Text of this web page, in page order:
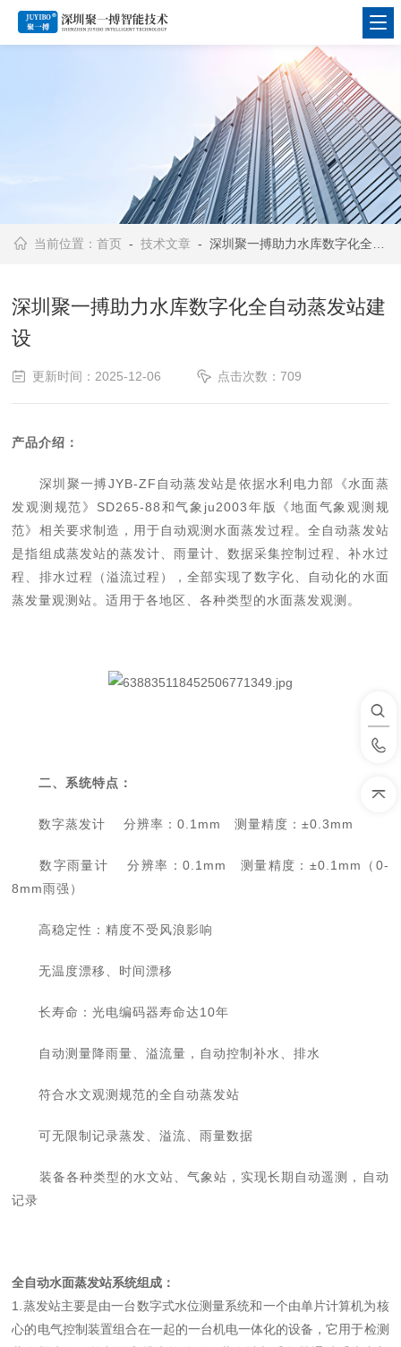
当前位置：首页 -技术文章 - 深圳聚一搏助力水库数字化全自动蒸发站建设
深圳聚一搏助力水库数字化全自动蒸发站建
设
更新时间：2025-12-06 点击次数：709
产品介绍：
深圳聚一搏JYB-ZF自动蒸发站是依据水利电力部《水面蒸
发观测规范》 SD265-88和气象ju2003年版《地面气象观测规
范》相关要求制造，用于自动观测水面蒸发过程。全自动蒸发站
是指组成蒸发站的蒸发计、雨量计、数据采集控制过程、补水过
程、排水过程（溢流过程），全部实现了数字化、自动化的水面
蒸发量观测站。适用于各地区、各种类型的水面蒸发观测。
二、系统特点：
数字蒸发计 分辨率：0.1mm测量精度：±0.3mm
数字雨量计 分辨率： 0.1mm测量精度： ±0.1mm （ 0-
8mm雨强）
高稳定性：精度不受风浪影响
无温度漂移、时间漂移
长寿命：光电编码器寿命达10年
自动测量降雨量、溢流量，自动控制补水、排水
符合水文观测规范的全自动蒸发站
可无限制记录蒸发、溢流、雨量数据
装备各种类型的水文站、气象站，实现长期自动遥测，自动
记录
全自动水面蒸发站系统组成：
1. 蒸发站主要是由一台数字式水位测量系统和一个由单片计算机为核
心的电气控制装置组合在一起的一台机电一体化的设备，它用于检测